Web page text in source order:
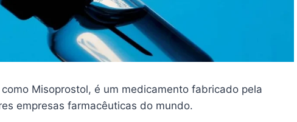
Misoprostol, é um medicamento fabricado pela
empresas farmacêuticas do mundo.